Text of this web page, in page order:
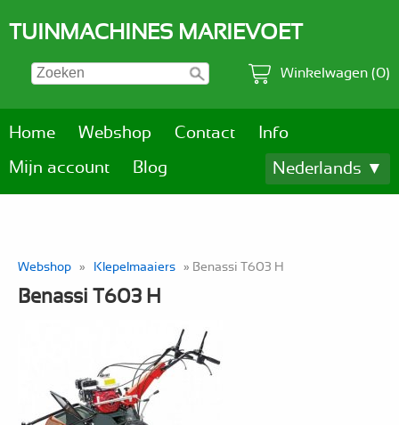
TUINMACHINES MARIEVOET
Winkelwagen (0)
Home Webshop Contact Info
Mijn account Blog Nederlands ▼
Webshop » Klepelmaaiers » Benassi T603 H
Benassi T603 H